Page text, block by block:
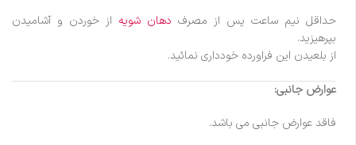
حداقل نیم ساعت پس از مصرف دهان شویه از خوردن و آشامیدن
بپرهیزید.
از بلعیدن این فراورده خودداری نمائید.
عوارض جانبی:
فاقد عوارض جانبی می باشد.